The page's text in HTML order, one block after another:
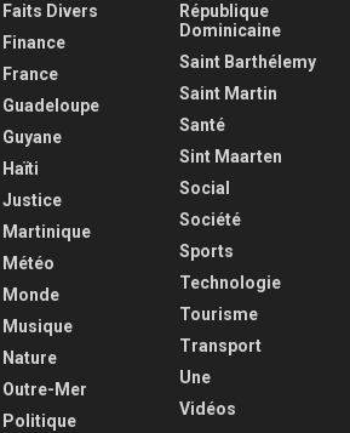
Faits Divers
Finance
France
Guadeloupe
Guyane
Haïti
Justice
Martinique
Météo
Monde
Musique
Nature
Outre-Mer
Politique
République
Dominicaine
Saint Barthélemy
Saint Martin
Santé
Sint Maarten
Social
Société
Sports
Technologie
Tourisme
Transport
Une
Vidéos